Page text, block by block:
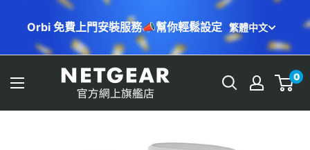
Orbi 免費上門安裝服務📣幫你輕鬆設定 繁體中文
NETGEAR
Store
(HK)
0